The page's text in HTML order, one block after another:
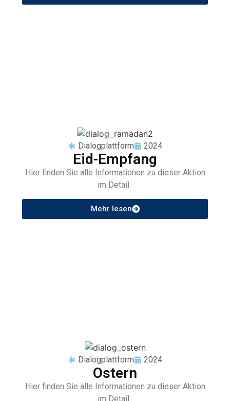
Dialogplattform 2024
Eid-Empfang
Hier finden Sie alle Informationen zu dieser Aktion
im Detail.
Mehr lesen
Dialogplattform 2024
Ostern
Hier finden Sie alle Informationen zu dieser Aktion
im Detail.